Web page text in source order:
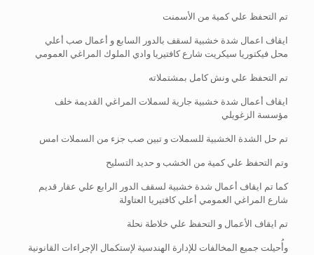
تم التحفظ علي كمية من الأسمنت
ايقاف اعمال شدة خشبية لسقف بالدور السابع و أعمال صب أعلي
محل فيكتوريا سيكريت شارع كافتيريا وادي الملوك المراغي العمومي
تم التحفظ علي ونش كامل بمشتملاته
ايقاف أعمال شدة خشبية جارية لسملات المراغي القديمة خلف
مؤسسة الزغويلي
تم حل الشدة الخشبية للسملات و تبين صب جزء من السملات امس
وتم التحفظ علي كمية من الخشب و حديد التسليح
كما تم ايقاف أعمال شدة خشبية لسقف الدور الرابع علي عقار قديم
شارع المراغي العمومي أعلي كافتيريا العتاولة
تم ايقاف الأعمال و التحفظ علي خلاطة نحلة
وأُحيلت جميع المخالفات للإدارة الهندسية لإستكمال الإجراءات القانونية